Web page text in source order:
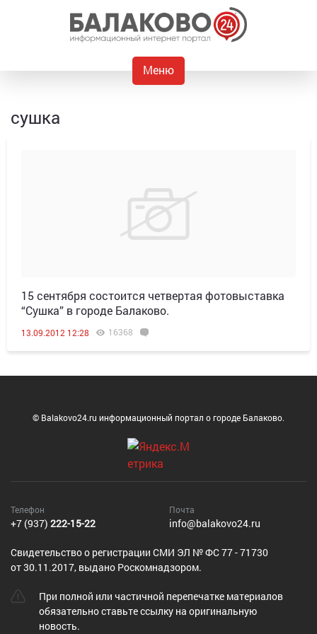
Меню
сушка
15 сентября состоится четвертая фотовыставка
“Сушка” в городе Балаково.
13.09.2012 12:28 16368
© Balakovo24.ru информационный портал о городе Балаково.
Телефон
+7 (937) 222-15-22
Почта
info@balakovo24.ru
Cвидетельство о регистрации СМИ ЭЛ № ФС 77 - 71730
от 30.11.2017, выдано Роскомнадзором.
При полной или частичной перепечатке материалов
обязательно ставьте ссылку на оригинальную
новость.